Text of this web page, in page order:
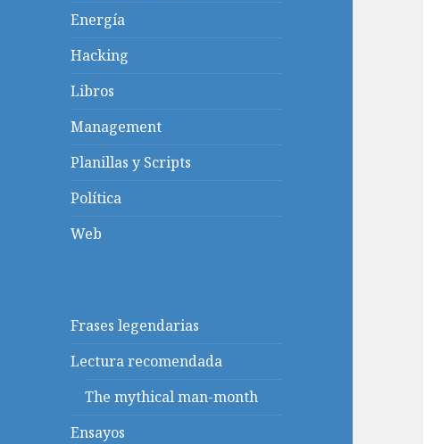
Energía
Hacking
Libros
Management
Planillas y Scripts
Política
Web
Frases legendarias
Lectura recomendada
The mythical man-month
Ensayos